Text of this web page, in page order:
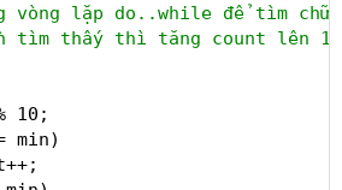
vòng lặp do..while để tìm chữ
tìm thấy thì tăng count lên 1
10;
min)